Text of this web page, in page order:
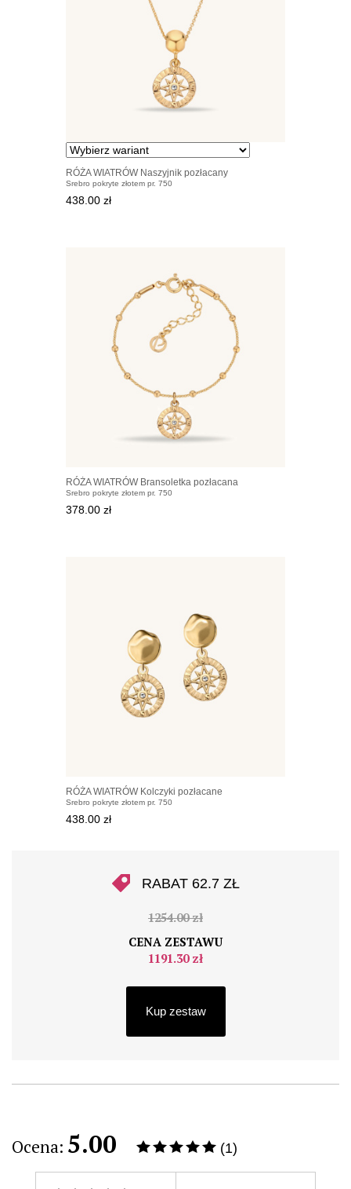
RÓŻA WIATRÓW Naszyjnik pozłacany
Srebro pokryte złotem pr. 750
438.00 zł
RÓŻA WIATRÓW Bransoletka pozłacana
Srebro pokryte złotem pr. 750
378.00 zł
RÓŻA WIATRÓW Kolczyki pozłacane
Srebro pokryte złotem pr. 750
438.00 zł
RABAT 62.7 ZŁ
1254.00 zł
CENA ZESTAWU
1191.30 zł
Kup zestaw
Ocena: 5.00 (1)